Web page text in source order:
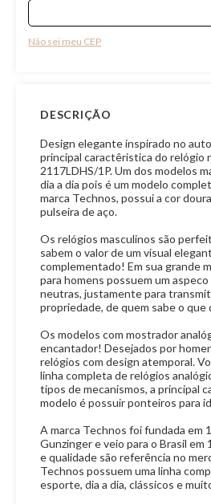
Não sei meu CEP
DESCRIÇÃO
Design elegante inspirado no
principal caractêristica do relógio
2117LDHS/1P. Um dos modelos
dia a dia pois é um modelo
marca Technos, possui a cor
pulseira de aço.
Os relógios masculinos são
sabem o valor de um visual
complementado! Em sua grande
para homens possuem um
neutras, justamente para
propriedade, de quem sabe o que
Os modelos com mostrador
encantador! Desejados por
relógios com design atemporal.
linha completa de relógios
tipos de mecanismos, a principal
modelo é possuir ponteiros para
A marca Technos foi fundada em
Gunzinger e veio para o Brasil em
e qualidade são referência no
Technos possuem uma linha
esporte, dia a dia, clássicos e